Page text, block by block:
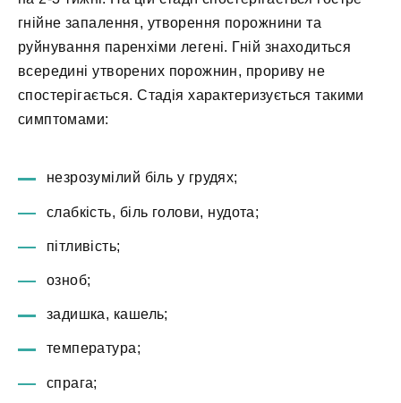
гнійне запалення, утворення порожнини та
руйнування паренхіми легені. Гній знаходиться
всередині утворених порожнин, прориву не
спостерігається. Стадія характеризується такими
симптомами:
незрозумілий біль у грудях;
слабкість, біль голови, нудота;
пітливість;
озноб;
задишка, кашель;
температура;
спрага;